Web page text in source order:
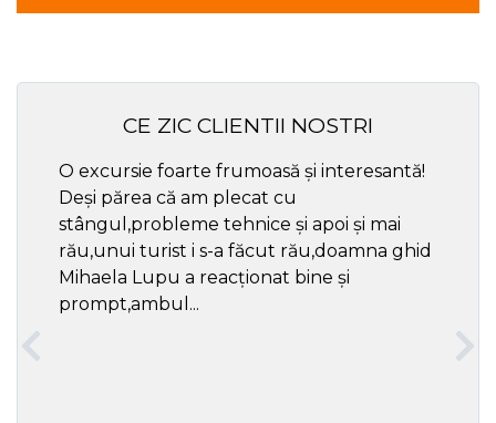
CE ZIC CLIENTII NOSTRI
O excursie foarte frumoasă și interesantă!
Deși părea că am plecat cu
stângul,probleme tehnice și apoi și mai
rău,unui turist i s-a făcut rău,doamna ghid
Mihaela Lupu a reacționat bine și
prompt,ambul...